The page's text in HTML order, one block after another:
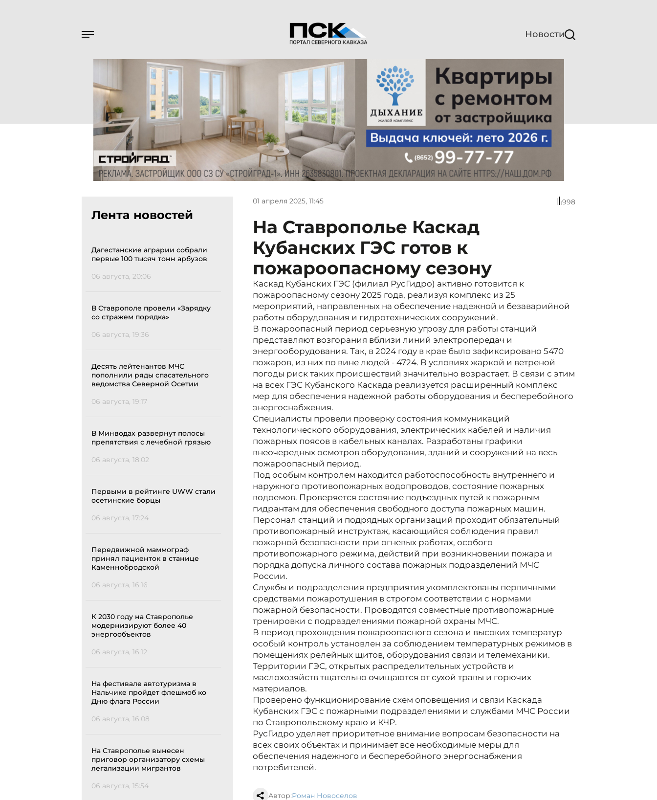
Новости
Лента новостей
Дагестанские аграрии собрали
первые 100 тысяч тонн арбузов
06 августа, 20:06
В Ставрополе провели «Зарядку
со стражем порядка»
06 августа, 19:36
Десять лейтенантов МЧС
пополнили ряды спасательного
ведомства Северной Осетии
06 августа, 19:17
В Минводах развернут полосы
препятствия с лечебной грязью
06 августа, 18:02
Первыми в рейтинге UWW стали
осетинские борцы
06 августа, 17:24
Передвижной маммограф
принял пациенток в станице
Каменнобродской
06 августа, 16:16
К 2030 году на Ставрополье
модернизируют более 40
энергообъектов
06 августа, 16:12
На фестивале автотуризма в
Нальчике пройдет флешмоб ко
Дню флага России
06 августа, 16:08
На Ставрополье вынесен
приговор организатору схемы
легализации мигрантов
06 августа, 15:54
01 апреля 2025, 11:45 998
На Ставрополье Каскад
Кубанских ГЭС готов к
пожароопасному сезону
Каскад Кубанских ГЭС (филиал РусГидро) активно готовится к
пожароопасному сезону 2025 года, реализуя комплекс из 25
мероприятий, направленных на обеспечение надежной и безаварийной
работы оборудования и гидротехнических сооружений.
В пожароопасный период серьезную угрозу для работы станций
представляют возгорания вблизи линий электропередач и
энергооборудования. Так, в 2024 году в крае было зафиксировано 5470
пожаров, из них по вине людей - 4724. В условиях жаркой и ветреной
погоды риск таких происшествий значительно возрастает. В связи с этим
на всех ГЭС Кубанского Каскада реализуется расширенный комплекс
мер для обеспечения надежной работы оборудования и бесперебойного
энергоснабжения.
Специалисты провели проверку состояния коммуникаций
технологического оборудования, электрических кабелей и наличия
пожарных поясов в кабельных каналах. Разработаны графики
внеочередных осмотров оборудования, зданий и сооружений на весь
пожароопасный период.
Под особым контролем находится работоспособность внутреннего и
наружного противопожарных водопроводов, состояние пожарных
водоемов. Проверяется состояние подъездных путей к пожарным
гидрантам для обеспечения свободного доступа пожарных машин.
Персонал станций и подрядных организаций проходит обязательный
противопожарный инструктаж, касающийся соблюдения правил
пожарной безопасности при огневых работах, особого
противопожарного режима, действий при возникновении пожара и
порядка допуска личного состава пожарных подразделений МЧС
России.
Службы и подразделения предприятия укомплектованы первичными
средствами пожаротушения в строгом соответствии с нормами
пожарной безопасности. Проводятся совместные противопожарные
тренировки с подразделениями пожарной охраны МЧС.
В период прохождения пожароопасного сезона и высоких температур
особый контроль установлен за соблюдением температурных режимов в
помещениях релейных щитов, оборудования связи и телемеханики.
Территории ГЭС, открытых распределительных устройств и
маслохозяйств тщательно очищаются от сухой травы и горючих
материалов.
Проверено функционирование схем оповещения и связи Каскада
Кубанских ГЭС с пожарными подразделениями и службами МЧС России
по Ставропольскому краю и КЧР.
РусГидро уделяет приоритетное внимание вопросам безопасности на
всех своих объектах и принимает все необходимые меры для
обеспечения надежного и бесперебойного энергоснабжения
потребителей.
Автор:Роман Новоселов